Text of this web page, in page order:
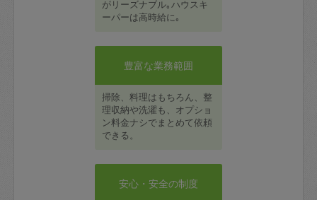
がリーズナブル｡ハウスキ
ーパーは高時給に｡
豊富な業務範囲
掃除、料理はもちろん、整
理収納や洗濯も、オプショ
ン料金ナシでまとめて依頼
できる。
安心・安全の制度